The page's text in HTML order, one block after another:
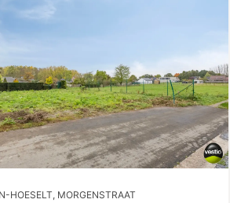
HOESELT, MORGENSTRAAT